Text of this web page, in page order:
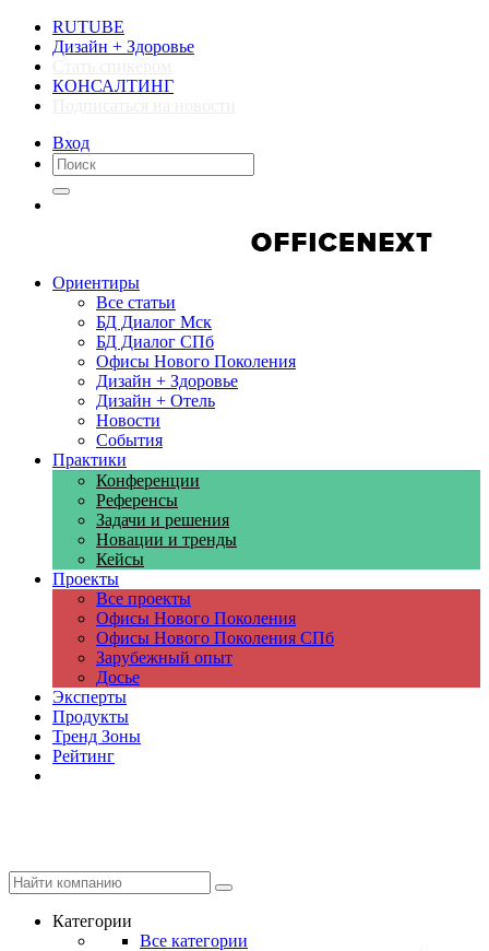
RUTUBE
Дизайн + Здоровье
КОНСАЛТИНГ
Вход
Ориентиры
Все статьи
БД Диалог Мск
БД Диалог СПб
Офисы Нового Поколения
Дизайн + Здоровье
Дизайн + Отель
Новости
События
Практики
Конференции
Референсы
Задачи и решения
Новации и тренды
Кейсы
Проекты
Все проекты
Офисы Нового Поколения
Офисы Нового Поколения СПб
Зарубежный опыт
Досье
Эксперты
Продукты
Тренд Зоны
Рейтинг
Категории
Все категории